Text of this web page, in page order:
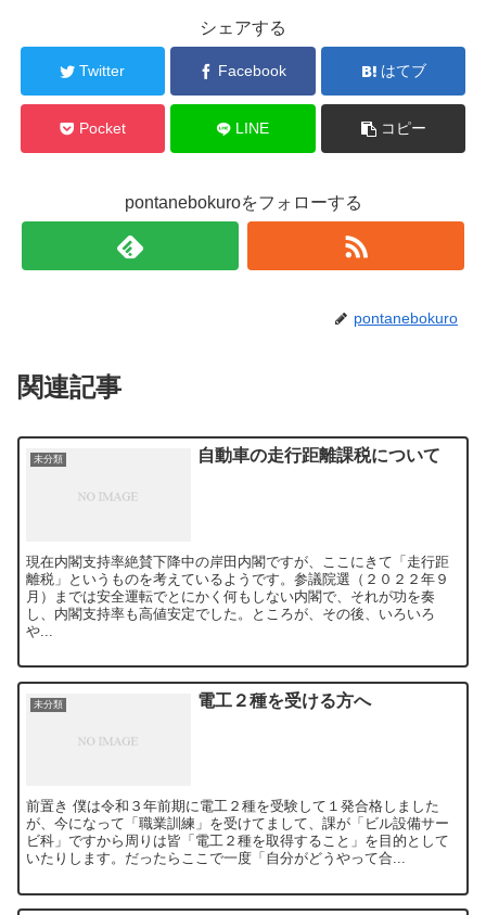
シェアする
Twitter Facebook はてブ
Pocket LINE コピー
pontanebokuroをフォローする
pontanebokuro
関連記事
未分類 自動車の走行距離課税について
現在内閣支持率絶賛下降中の岸田内閣ですが、ここにきて「走行距
離税」というものを考えているようです。参議院選（２０２２年９
月）までは安全運転でとにかく何もしない内閣で、それが功を奏
し、内閣支持率も高値安定でした。ところが、その後、いろいろ
や...
未分類 電工２種を受ける方へ
前置き 僕は令和３年前期に電工２種を受験して１発合格しました
が、今になって「職業訓練」を受けてまして、課が「ビル設備サー
ビ科」ですから周りは皆「電工２種を取得すること」を目的として
いたりします。だったらここで一度「自分がどうやって合...